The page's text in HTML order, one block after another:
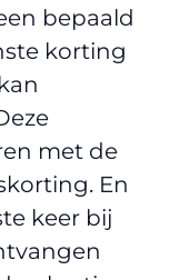
bepaald
korting
met de
En
keer bij